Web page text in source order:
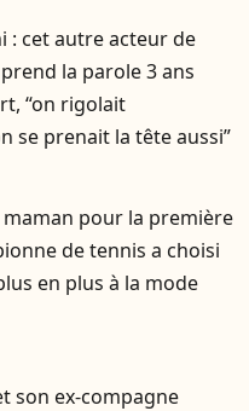
: cet autre acteur de
la parole 3 ans
“on rigolait
se prenait la tête aussi”
maman pour la première
de tennis a choisi
en plus à la mode
son ex-compagne